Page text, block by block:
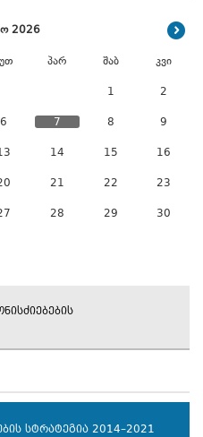
2026
პარ შაბ კვი
1 2
6 7 8 9
14 15 16
21 22 23
28 29 30
სტრატეგია 2014–2021